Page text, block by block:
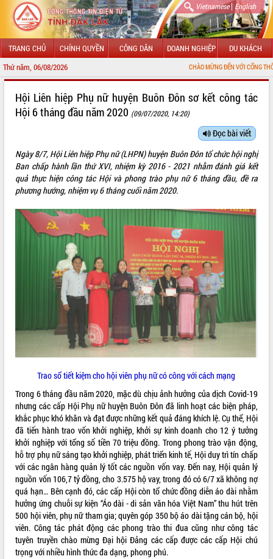
Vietnamese| English
TRANG CHỦ CHÍNH QUYỀN CÔNG DÂN DOANH NGHIỆP DU KHÁCH
Thứ năm, 06/08/2026 CHÀO MỪNG ĐẾN VỚI CỔNG THÔNG TIN ĐIỆN
LÃNH ĐẠO UBND TỈNH
SỞ, BAN, NGÀNH
UBND CÁC XÃ, PHƯỜNG
THÔNG TIN CHỈ ĐẠO ĐIỀU HÀNH
HỆ THỐNG VĂN BẢN
VĂN BẢN HĐND TỈNH
ĐIỂM TIN VĂN BẢN
QUY HOẠCH - KẾ HOẠCH
Hội Liên hiệp Phụ nữ huyện Buôn Đôn sơ kết công tác
Hội 6 tháng đầu năm 2020 (09/07/2020, 14:20)
Đọc bài viết
Ngày 8/7, Hội Liên hiệp Phụ nữ (LHPN) huyện Buôn Đôn tổ chức hội nghị
Ban chấp hành lần thứ XVI, nhiệm kỳ 2016 - 2021 nhằm đánh giá kết
quả thực hiện công tác Hội và phong trào phụ nữ 6 tháng đầu, đề ra
phương hướng, nhiệm vụ 6 tháng cuối năm 2020.
Trao sổ tiết kiệm cho hội viên phụ nữ có công với cách mạng
Trong 6 tháng đầu năm 2020, mặc dù chịu ảnh hưởng của dịch Covid-19
nhưng các cấp Hội Phụ nữ huyện Buôn Đôn đã linh hoạt các biện pháp,
khắc phục khó khăn và đạt được những kết quả đáng khích lệ. Cụ thể, Hội
đã tiến hành trao vốn khởi nghiệp, khởi sự kinh doanh cho 12 ý tưởng
khởi nghiệp với tổng số tiền 70 triệu đồng. Trong phong trào vận động,
hỗ trợ phụ nữ sáng tạo khởi nghiệp, phát triển kinh tế, Hội duy trì tín chấp
với các ngân hàng quản lý tốt các nguồn vốn vay. Đến nay, Hội quản lý
nguồn vốn 106,7 tỷ đồng, cho 3.575 hộ vay, trong đó có 6/7 xã không nợ
quá hạn… Bên cạnh đó, các cấp Hội còn tổ chức đồng diễn áo dài nhằm
hưởng ứng chuỗi sự kiện “Áo dài - di sản văn hóa Việt Nam” thu hút trên
500 hội viên, phụ nữ tham gia; quyên góp 350 bộ áo dài tặng cán bộ, hội
viên. Công tác phát động các phong trào thi đua cũng như công tác
tuyên truyền chào mừng Đại hội Đảng các cấp được các cấp Hội chú
trọng với nhiều hình thức đa dạng, phong phú.